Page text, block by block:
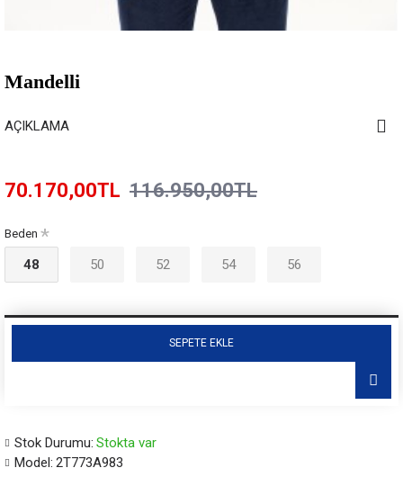
Mandelli
AÇIKLAMA
Stok Durumu: Stokta var
Model: 2T773A983
70.170,00TL 116.950,00TL
Beden
48 50 52 54 56
SEPETE EKLE